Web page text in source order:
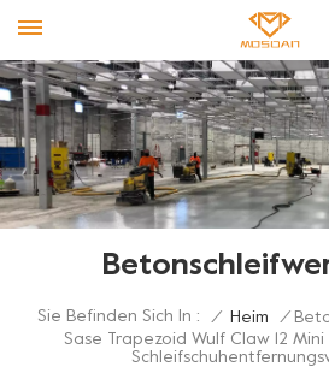
Sie Befinden Sich In : / Heim /
Sase Trapezoid Wulf Claw 12